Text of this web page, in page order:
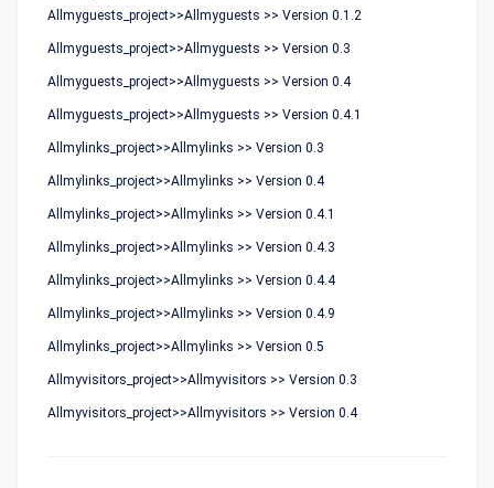
Allmyguests_project>>Allmyguests >> Version 0.1.2
Allmyguests_project>>Allmyguests >> Version 0.3
Allmyguests_project>>Allmyguests >> Version 0.4
Allmyguests_project>>Allmyguests >> Version 0.4.1
Allmylinks_project>>Allmylinks >> Version 0.3
Allmylinks_project>>Allmylinks >> Version 0.4
Allmylinks_project>>Allmylinks >> Version 0.4.1
Allmylinks_project>>Allmylinks >> Version 0.4.3
Allmylinks_project>>Allmylinks >> Version 0.4.4
Allmylinks_project>>Allmylinks >> Version 0.4.9
Allmylinks_project>>Allmylinks >> Version 0.5
Allmyvisitors_project>>Allmyvisitors >> Version 0.3
Allmyvisitors_project>>Allmyvisitors >> Version 0.4